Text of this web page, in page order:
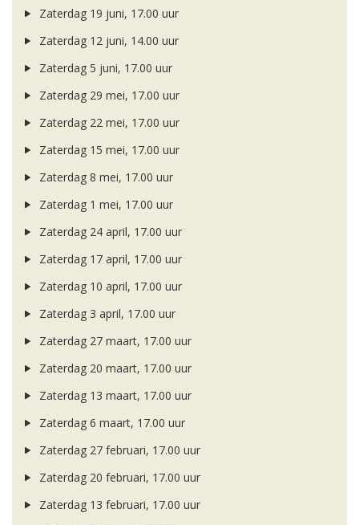
Zaterdag 19 juni, 17.00 uur
Zaterdag 12 juni, 14.00 uur
Zaterdag 5 juni, 17.00 uur
Zaterdag 29 mei, 17.00 uur
Zaterdag 22 mei, 17.00 uur
Zaterdag 15 mei, 17.00 uur
Zaterdag 8 mei, 17.00 uur
Zaterdag 1 mei, 17.00 uur
Zaterdag 24 april, 17.00 uur
Zaterdag 17 april, 17.00 uur
Zaterdag 10 april, 17.00 uur
Zaterdag 3 april, 17.00 uur
Zaterdag 27 maart, 17.00 uur
Zaterdag 20 maart, 17.00 uur
Zaterdag 13 maart, 17.00 uur
Zaterdag 6 maart, 17.00 uur
Zaterdag 27 februari, 17.00 uur
Zaterdag 20 februari, 17.00 uur
Zaterdag 13 februari, 17.00 uur